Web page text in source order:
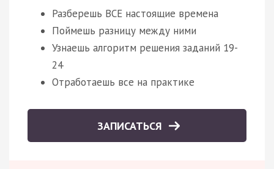
Разберешь ВСЕ настоящие времена
Поймешь разницу между ними
Узнаешь алгоритм решения заданий 19-
24
Отработаешь все на практике
ЗАПИСАТЬСЯ